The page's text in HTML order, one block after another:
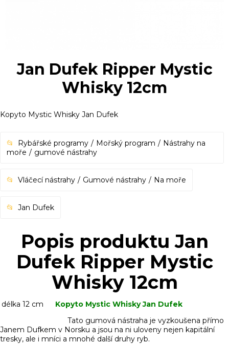
Jan Dufek Ripper Mystic
Whisky 12cm
Kopyto Mystic Whisky Jan Dufek
Rybářské programy Mořský program
Nástrahy na
moře
gumové nástrahy
Vláčecí nástrahy Gumové nástrahy Na moře
Jan Dufek
Popis produktu Jan
Dufek Ripper Mystic
Whisky 12cm
délka 12 cm
Kopyto Mystic Whisky Jan Dufek
Tato gumová nástraha je vyzkoušena přímo
Janem Dufkem v Norsku a jsou na ni uloveny nejen kapitální
tresky, ale i mníci a mnohé další druhy ryb.